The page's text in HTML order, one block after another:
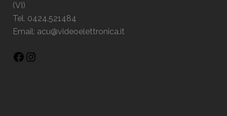
(VI)
Tel. 0424.521484
Email: acu@videoelettronica.it